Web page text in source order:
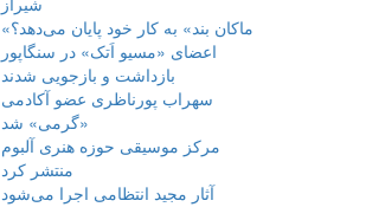
«ماکان بند» به کار خود پایان می‌دهد؟
اعضای «مسیو اَتک» در سنگاپور
بازداشت و بازجویی شدند
سهراب پورناظری عضو آکادمی
«گرمی» شد
مرکز موسیقی حوزه هنری آلبوم
منتشر کرد
آثار مجید انتظامی اجرا می‌شود